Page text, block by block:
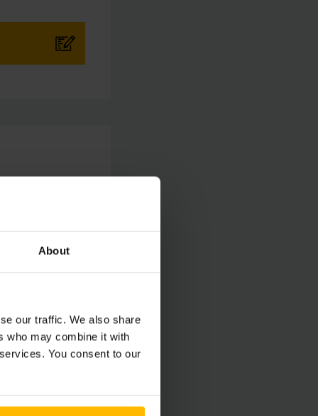
About
our traffic. We also share
who may combine it with
You consent to our